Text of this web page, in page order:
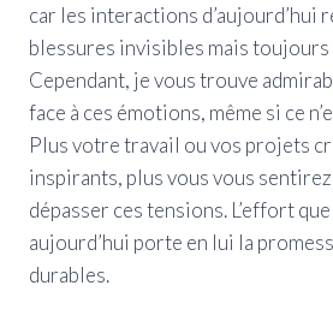
car les interactions d’aujourd’hui
blessures invisibles mais toujours
Cependant, je vous trouve
face à ces émotions, même si ce
Plus votre travail ou vos projets
inspirants, plus vous vous sentirez
dépasser ces tensions. L’effort
aujourd’hui porte en lui la
durables.